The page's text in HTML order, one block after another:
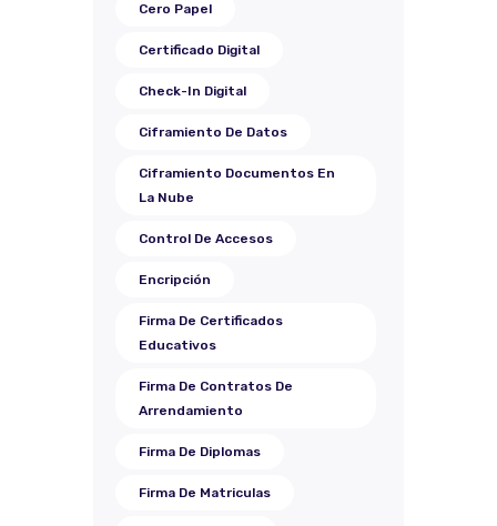
Cero Papel
Certificado Digital
Check-In Digital
Ciframiento De Datos
Ciframiento Documentos En
La Nube
Control De Accesos
Encripción
Firma De Certificados
Educativos
Firma De Contratos De
Arrendamiento
Firma De Diplomas
Firma De Matriculas